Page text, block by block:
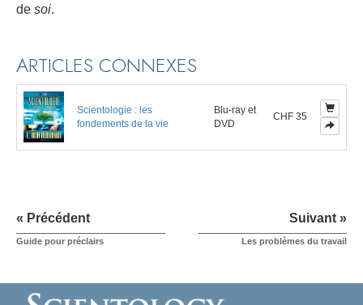
de soi.
ARTICLES CONNEXES
Scientologie : les
fondements de la vie
Blu-ray et
DVD
CHF 35
« Précédent
Guide pour préclairs
Suivant »
Les problèmes du travail